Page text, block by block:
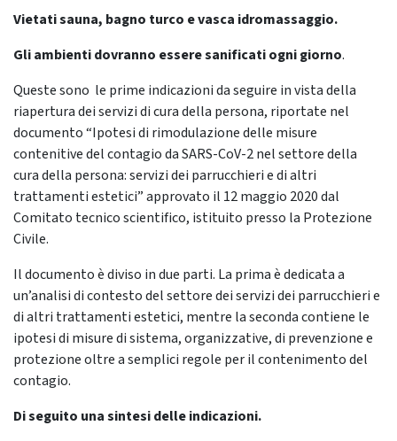
Vietati sauna, bagno turco e vasca idromassaggio.
Gli ambienti dovranno essere sanificati ogni giorno.
Queste sono le prime indicazioni da seguire in vista della
riapertura dei servizi di cura della persona, riportate nel
documento “Ipotesi di rimodulazione delle misure
contenitive del contagio da SARS-CoV-2 nel settore della
cura della persona: servizi dei parrucchieri e di altri
trattamenti estetici” approvato il 12 maggio 2020 dal
Comitato tecnico scientifico, istituito presso la Protezione
Civile.
Il documento è diviso in due parti. La prima è dedicata a
un’analisi di contesto del settore dei servizi dei parrucchieri e
di altri trattamenti estetici, mentre la seconda contiene le
ipotesi di misure di sistema, organizzative, di prevenzione e
protezione oltre a semplici regole per il contenimento del
contagio.
Di seguito una sintesi delle indicazioni.